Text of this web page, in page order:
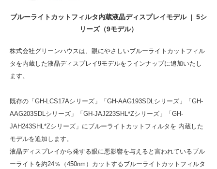
ブルーライトカットフィルタ内蔵液晶ディスプレイモデル | 5シ
リーズ（9モデル）
株式会社グリーンハウスは、眼にやさしいブルーライトカットフィル
タを内蔵した液晶ディスプレイ9モデルをラインナップに追加いたし
ます。
既存の「GH-LCS17Aシリーズ」「GH-AAG193SDLシリーズ」「GH-
AAG203SDLシリーズ」「GH-JAJ223SHL*Zシリーズ」「GH-
JAH243SHL*Zシリーズ」にブルーライトカットフィルタを 内蔵した
モデルを追加します。
液晶ディスプレイから発する眼に悪影響を与えると言われているブル
ーライトを約24％（450nm）カットするブルーライトカットフィルタ